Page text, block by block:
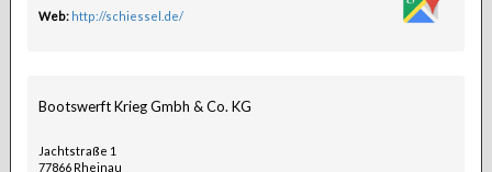
Web: http://schiessel.de/
Bootswerft Krieg Gmbh & Co. KG
Jachtstraße 1
77866 Rheinau